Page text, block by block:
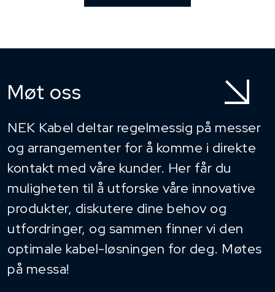
Møt oss
NEK Kabel deltar regelmessig på messer
og arrangementer for å komme i direkte
kontakt med våre kunder. Her får du
muligheten til å utforske våre innovative
produkter, diskutere dine behov og
utfordringer, og sammen finner vi den
optimale kabel-løsningen for deg. Møtes
på messa!